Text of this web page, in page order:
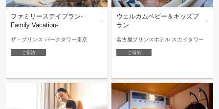
ファミリーステイプラン-
Family Vacation-
ザ・プリンス パークタワー東京
ご宿泊
ウェルカムベビー＆キッズプ
ラン
名古屋プリンスホテル スカイタワー
ご宿泊